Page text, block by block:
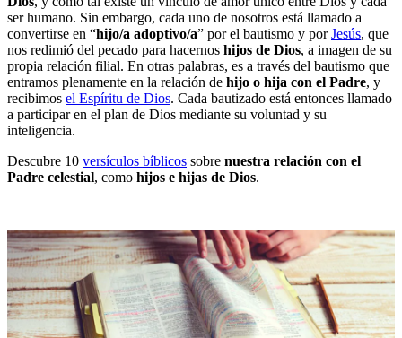
ser humano. Sin embargo, cada uno de nosotros está llamado a
convertirse en “hijo/a adoptivo/a” por el bautismo y porJesús, que
nos redimió del pecado para hacernos hijos de Dios, a imagen de su
propia relación filial. En otras palabras, es a través del bautismo que
entramos plenamente en la relación de hijo o hija con el Padre, y
recibimos el Espíritu de Dios. Cada bautizado está entonces llamado
a participar en el plan de Dios mediante su voluntad y su
inteligencia.
Descubre 10 versículos bíblicos sobre nuestra relación con el
Padre celestial, como hijos e hijas de Dios.